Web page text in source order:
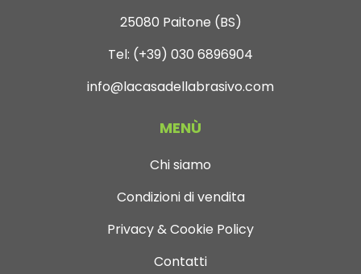
25080 Paitone (BS)
Tel: (+39) 030 6896904
info@lacasadellabrasivo.com
MENÙ
Chi siamo
Condizioni di vendita
Privacy & Cookie Policy
Contatti